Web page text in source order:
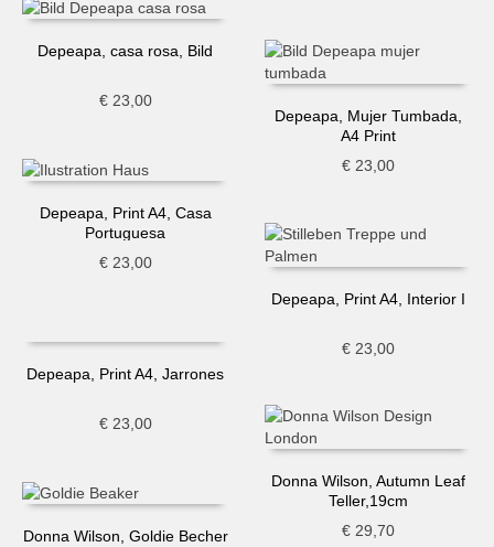
Depeapa, casa rosa, Bild
€23,00
Depeapa, Mujer Tumbada,
A4 Print
€ 23,00
Depeapa, Print A4, Casa
Portuguesa
€23,00
Depeapa, Print A4, Interior I
€ 23,00
Depeapa, Print A4, Jarrones
€23,00
Donna Wilson, Autumn Leaf
Teller,19cm
€ 29,70
Donna Wilson, Goldie Becher